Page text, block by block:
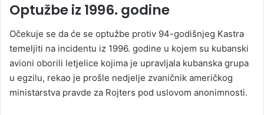
Optužbe iz 1996. godine
Očekuje se da će se optužbe protiv 94-godišnjeg Kastra
temeljiti na incidentu iz 1996. godine u kojem su kubanski
avioni oborili letjelice kojima je upravljala kubanska grupa
u egzilu, rekao je prošle nedjelje zvaničnik američkog
ministarstva pravde za Rojters pod uslovom anonimnosti.